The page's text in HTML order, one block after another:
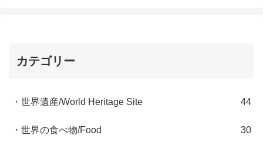
カテゴリー
・世界遺産/World Heritage Site 44
・世界の食べ物/Food 30